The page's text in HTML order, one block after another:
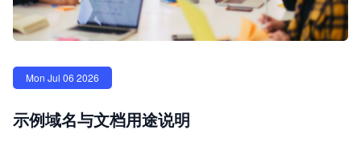
Mon Jul 06 2026
示例域名与文档用途说明